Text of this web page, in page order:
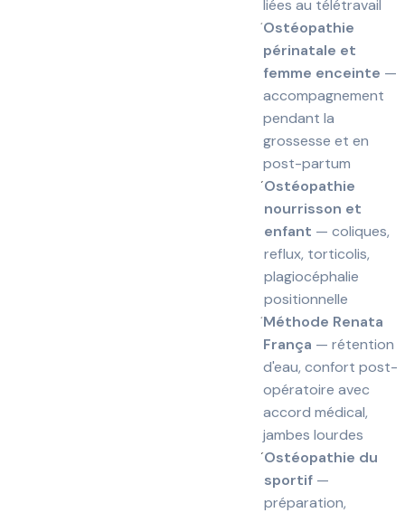
liées au télétravail
Ostéopathie
périnatale et
femme enceinte —
accompagnement
pendant la
grossesse et en
post-partum
Ostéopathie
nourrisson et
enfant — coliques,
reflux, torticolis,
plagiocéphalie
positionnelle
Méthode Renata
França — rétention
d'eau, confort post-
opératoire avec
accord médical,
jambes lourdes
Ostéopathie du
sportif —
préparation,